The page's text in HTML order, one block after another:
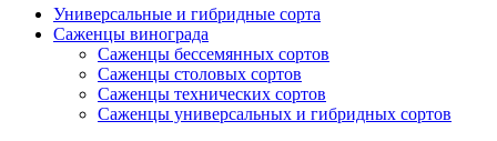
Универсальные и гибридные сорта
Саженцы винограда
Саженцы бессемянных сортов
Саженцы столовых сортов
Саженцы технических сортов
Саженцы универсальных и гибридных сортов